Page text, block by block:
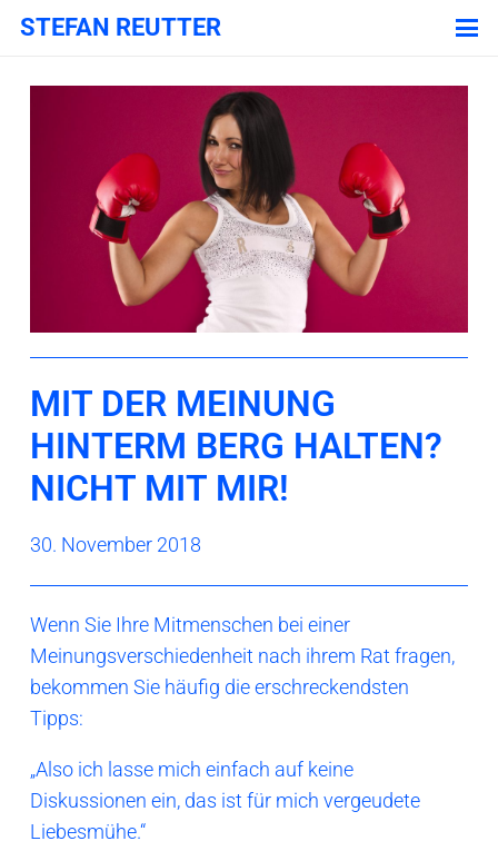
STEFAN REUTTER
MIT DER MEINUNG
HINTERM BERG HALTEN?
NICHT MIT MIR!
30. November 2018
Wenn Sie Ihre Mitmenschen bei einer
Meinungsverschiedenheit nach ihrem Rat fragen,
bekommen Sie häufig die erschreckendsten
Tipps:
„Also ich lasse mich einfach auf keine
Diskussionen ein, das ist für mich vergeudete
Liebesmühe.“